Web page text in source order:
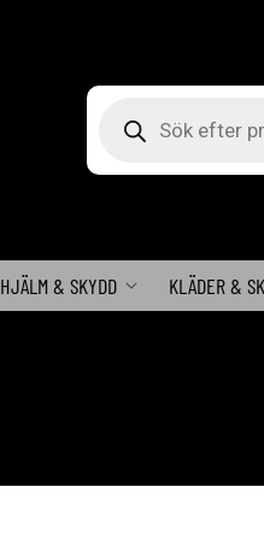
HJÄLM & SKYDD KLÄDER &